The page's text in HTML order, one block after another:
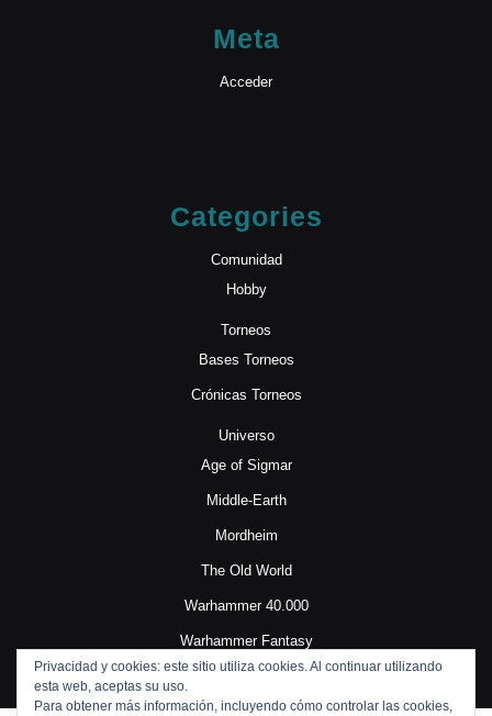
Meta
Acceder
Categories
Comunidad
Hobby
Torneos
Bases Torneos
Crónicas Torneos
Universo
Age of Sigmar
Middle-Earth
Mordheim
The Old World
Warhammer 40.000
Warhammer Fantasy
Privacidad y cookies: este sitio utiliza cookies. Al continuar utilizando
esta web, aceptas su uso.
Para obtener más información, incluyendo cómo controlar las cookies,